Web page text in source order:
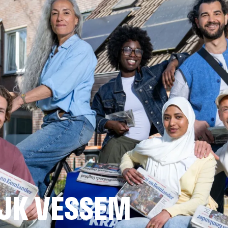
VESSEM